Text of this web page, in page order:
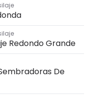
Redondo Grande
De